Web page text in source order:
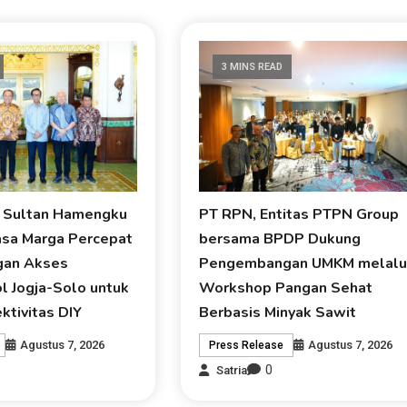
Hamengku
Marga Percepat
Akses
Jogja-Solo untuk
DIY
Agustus 7, 2026
3 MINS READ
PT RPN, Entitas PTPN Group
bersama BPDP Dukung
Pengembangan UMKM
Workshop Pangan Sehat
Berbasis Minyak Sawit
Press Release
Agustus 7, 2026
Satria
0